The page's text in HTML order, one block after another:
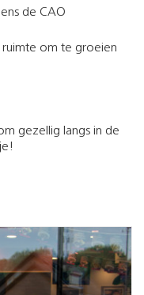
de CAO
ruimte om te groeien
gezellig langs in de